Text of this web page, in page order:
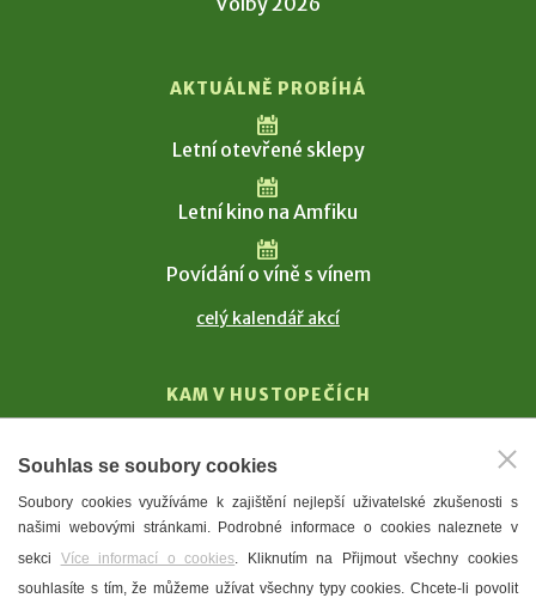
AKTUÁLNĚ PROBÍHÁ
Letní otevřené sklepy
Letní kino na Amfiku
Povídání o víně s vínem
celý kalendář akcí
KAM V HUSTOPEČÍCH
T. G. Masaryk
Mandloně
Ubytování
Restaurace
Souhlas se soubory cookies
Soubory cookies využíváme k zajištění nejlepší uživatelské zkušenosti s
našimi webovými stránkami. Podrobné informace o cookies naleznete v
sekci Více informací o cookies. Kliknutím na Přijmout všechny cookies
souhlasíte s tím, že můžeme užívat všechny typy cookies. Chcete-li povolit